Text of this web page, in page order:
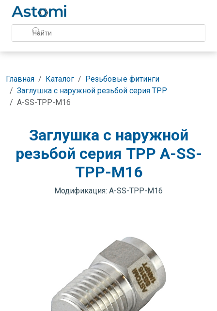
Главная Каталог
Резьбовые фитинги
Заглушка с наружной резьбой серия TPP
A-SS-TPP-M16
Заглушка с наружной
резьбой серия TPP A-SS-
TPP-M16
Модификация: A-SS-TPP-M16